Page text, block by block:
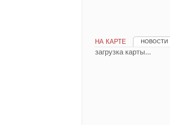
НА КАРТЕ НОВОСТИ
загрузка карты...